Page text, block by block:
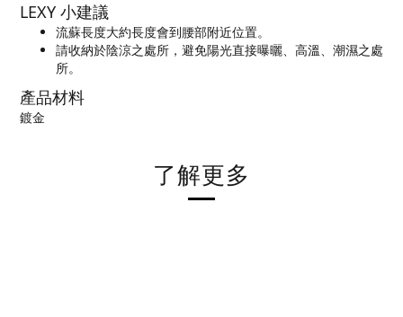
LEXY 小建議
流蘇長度大約長度會到腰部附近位置。
請收納於陰涼之處所，避免陽光直接曝曬、高溫、潮濕之處
所。
產品材料
鍍金
了解更多